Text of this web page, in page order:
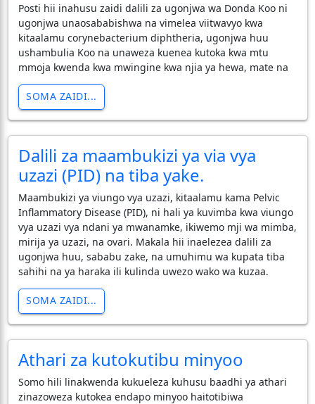
Posti hii inahusu zaidi dalili za ugonjwa wa Donda Koo ni
ugonjwa unaosababishwa na vimelea viitwavyo kwa
kitaalamu corynebacterium diphtheria, ugonjwa huu
ushambulia Koo na unaweza kuenea kutoka kwa mtu
mmoja kwenda kwa mwingine kwa njia ya hewa, mate na
SOMA ZAIDI...
Dalili za maambukizi ya via vya
uzazi (PID) na tiba yake.
Maambukizi ya viungo vya uzazi, kitaalamu kama Pelvic
Inflammatory Disease (PID), ni hali ya kuvimba kwa viungo
vya uzazi vya ndani ya mwanamke, ikiwemo mji wa mimba,
mirija ya uzazi, na ovari. Makala hii inaelezea dalili za
ugonjwa huu, sababu zake, na umuhimu wa kupata tiba
sahihi na ya haraka ili kulinda uwezo wako wa kuzaa.
SOMA ZAIDI...
Athari za kutokutibu minyoo
Somo hili linakwenda kukueleza kuhusu baadhi ya athari
zinazoweza kutokea endapo minyoo haitotibiwa